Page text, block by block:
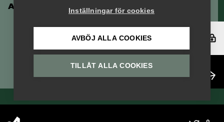
Arbetsgivarguiden
Logga in
Inställningar för cookies
AVBÖJ ALLA COOKIES
TILLÅT ALLA COOKIES